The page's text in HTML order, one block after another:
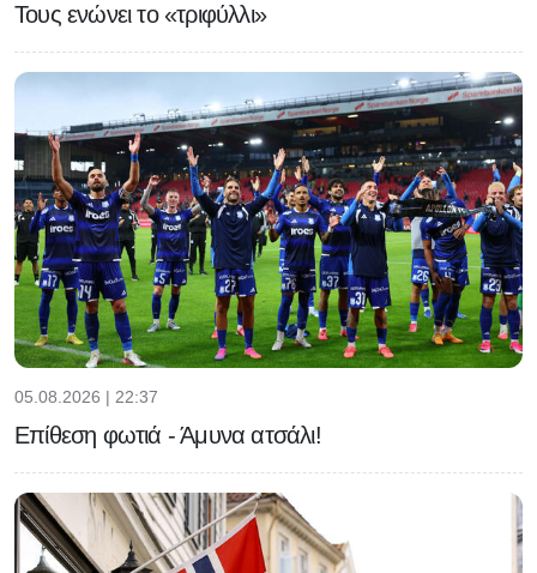
Τους ενώνει το «τριφύλλι»
05.08.2026 | 22:37
Επίθεση φωτιά - Άμυνα ατσάλι!